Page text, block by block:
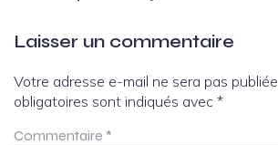
Laisser un commentaire
Votre adresse e-mail ne sera pas publiée.
obligatoires sont indiqués avec *
Commentaire *